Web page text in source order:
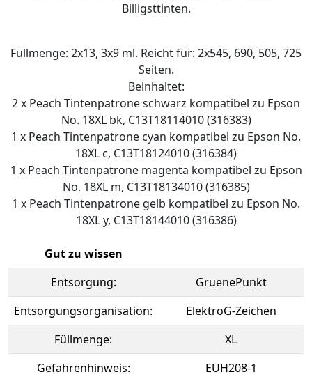
Billigsttinten.
Füllmenge: 2x13, 3x9 ml. Reicht für: 2x545, 690, 505, 725
Seiten.
Beinhaltet:
2 x Peach Tintenpatrone schwarz kompatibel zu Epson
No. 18XL bk, C13T18114010 (316383)
1 x Peach Tintenpatrone cyan kompatibel zu Epson No.
18XL c, C13T18124010 (316384)
1 x Peach Tintenpatrone magenta kompatibel zu Epson
No. 18XL m, C13T18134010 (316385)
1 x Peach Tintenpatrone gelb kompatibel zu Epson No.
18XL y, C13T18144010 (316386)
Gut zu wissen
Entsorgung:
GruenePunkt
Entsorgungsorganisation:
ElektroG-Zeichen
Füllmenge:
XL
Gefahrenhinweis:
EUH208-1